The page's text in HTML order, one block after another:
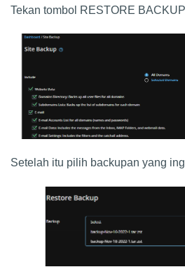
Tekan tombol RESTORE
Setelah itu pilih backupan yang